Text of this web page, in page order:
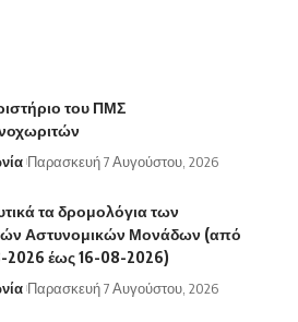
του ΠΜΣ
Παρασκευή 7 Αυγούστου, 2026
τα δρομολόγια των
Αστυνομικών Μονάδων (από
2026 έως 16-08-2026)
Παρασκευή 7 Αυγούστου, 2026